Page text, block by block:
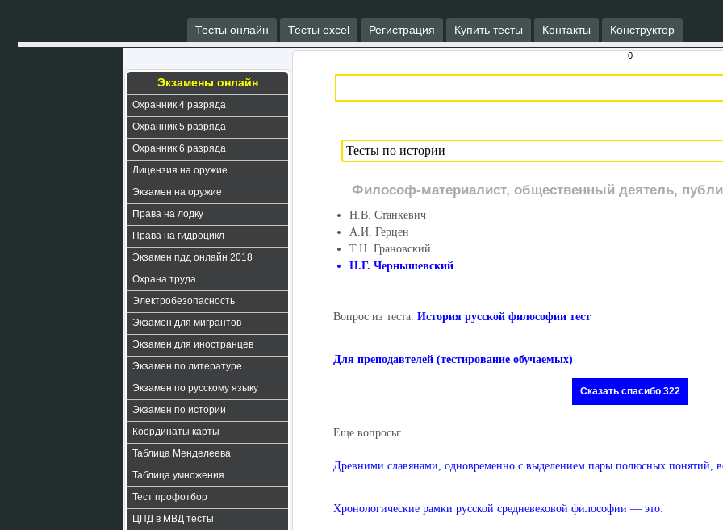
Тесты онлайн Тесты excel Регистрация Купить тесты Контакты Конструктор
Экзамены онлайн
Охранник 4 разряда
Охранник 5 разряда
Охранник 6 разряда
Лицензия на оружие
Экзамен на оружие
Права на лодку
Права на гидроцикл
Экзамен пдд онлайн 2018
Охрана труда
Электробезопасность
Экзамен для мигрантов
Экзамен для иностранцев
Экзамен по литературе
Экзамен по русскому языку
Экзамен по истории
Координаты карты
Таблица Менделеева
Таблица умножения
Тест профотбор
ЦПД в МВД тесты
0
Философ-материалист, общественный деятель,
Н.В. Станкевич
А.И. Герцен
Т.Н. Грановский
Н.Г. Чернышевский
Вопрос из теста: История русской философии тест
Для преподавтелей (тестирование обучаемых)
Сказать спасибо 322
Еще вопросы:
Древними славянами, одновременно с выделением пары полюсных понятий,
Хронологические рамки русской средневековой философии — это: